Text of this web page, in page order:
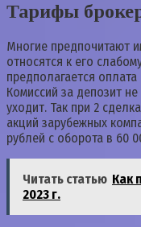
Тарифы
Многие предпочитают
относятся к его
предполагается
Комиссий за депозит
уходит. Так при 2
акций зарубежных
рублей с оборота в 60
Читать статью Как
2023 г.